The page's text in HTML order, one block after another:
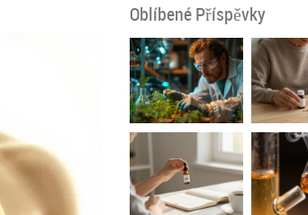
Oblíbené Příspěvky